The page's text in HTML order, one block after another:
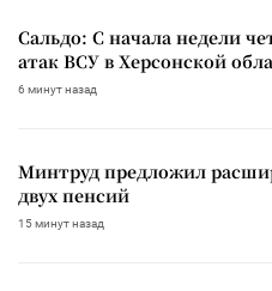
Сальдо: С начала недели
атак ВСУ в Херсонской
6 минут назад
Минтруд предложил
двух пенсий
15 минут назад